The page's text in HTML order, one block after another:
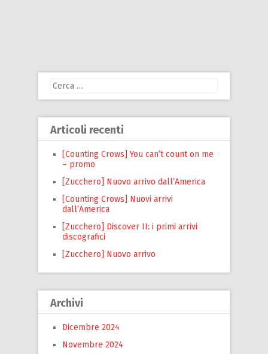
Ricerca
Articoli recenti
[Counting Crows] You can’t count on me
– promo
[Zucchero] Nuovo arrivo dall’America
[Counting Crows] Nuovi arrivi
dall’America
[Zucchero] Discover II: i primi arrivi
discografici
[Zucchero] Nuovo arrivo
Archivi
Dicembre 2024
Novembre 2024